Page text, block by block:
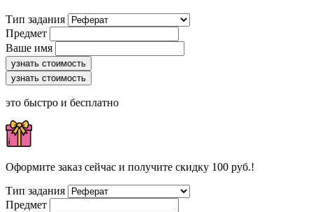
Тип задания
Предмет
Ваше имя
узнать стоимость
узнать стоимость
это быстро и бесплатно
Оформите заказ сейчас и получите скидку 100 руб.!
Тип задания
Предмет